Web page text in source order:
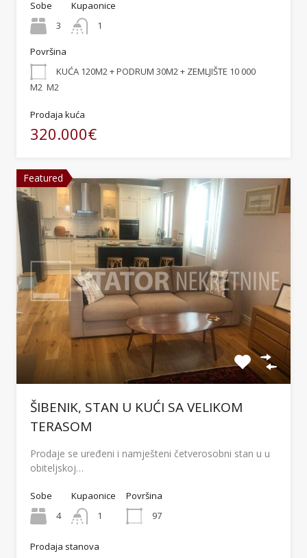
Sobe
3
Kupaonice
1
Površina
KUĆA 120M2 + PODRUM 30M2 + ZEMLJIŠTE 10 000
M2 M2
Prodaja kuća
320.000€
Featured
ŠIBENIK, STAN U KUĆI SA VELIKOM
TERASOM
Prodaje se uređeni i namješteni četverosobni stan u u
obiteljskoj…
Sobe
4
Kupaonice
1
Površina
97
Prodaja stanova